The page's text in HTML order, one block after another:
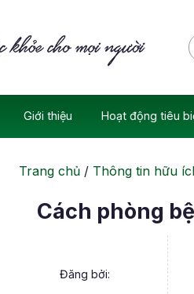
Giới thiệu Hoạt động tiêu
Trang chủ/ Thông tin hữu
Cách phòng
Đăng bởi: